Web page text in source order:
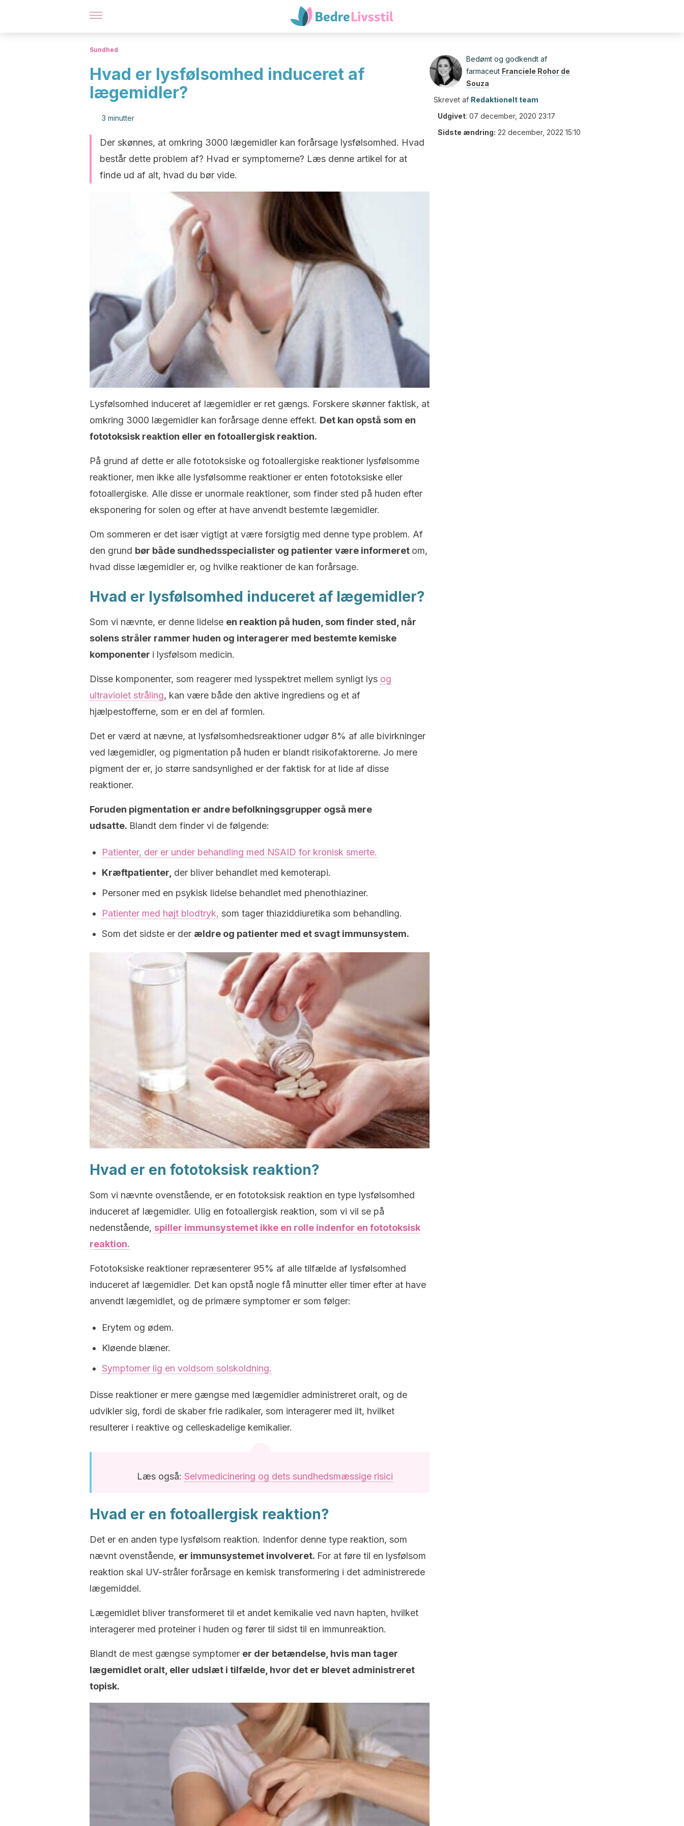
Sundhed
Hvad er lysfølsomhed induceret af
lægemidler?
3 minutter
Der skønnes, at omkring 3000 lægemidler kan forårsage lysfølsomhed. Hvad
består dette problem af? Hvad er symptomerne? Læs denne artikel for at
finde ud af alt, hvad du bør vide.
Lysfølsomhed induceret af lægemidler er ret gængs. Forskere skønner faktisk, at
omkring 3000 lægemidler kan forårsage denne effekt. Det kan opstå som en
fototoksisk reaktion eller en fotoallergisk reaktion.
På grund af dette er alle fototoksiske og fotoallergiske reaktioner lysfølsomme
reaktioner, men ikke alle lysfølsomme reaktioner er enten fototoksiske eller
fotoallergiske. Alle disse er unormale reaktioner, som finder sted på huden efter
eksponering for solen og efter at have anvendt bestemte lægemidler.
Om sommeren er det især vigtigt at være forsigtig med denne type problem. Af
den grund bør både sundhedsspecialister og patienter være informeret om,
hvad disse lægemidler er, og hvilke reaktioner de kan forårsage.
Hvad er lysfølsomhed induceret af lægemidler?
Som vi nævnte, er denne lidelse en reaktion på huden, som finder sted, når
solens stråler rammer huden og interagerer med bestemte kemiske
komponenter i lysfølsom medicin.
Disse komponenter, som reagerer med lysspektret mellem synligt lys og
ultraviolet stråling, kan være både den aktive ingrediens og et af
hjælpestofferne, som er en del af formlen.
Det er værd at nævne, at lysfølsomhedsreaktioner udgør 8% af alle bivirkninger
ved lægemidler, og pigmentation på huden er blandt risikofaktorerne. Jo mere
pigment der er, jo større sandsynlighed er der faktisk for at lide af disse
reaktioner.
Foruden pigmentation er andre befolkningsgrupper også mere
udsatte. Blandt dem finder vi de følgende:
Patienter, der er under behandling med NSAID for kronisk smerte.
Kræftpatienter, der bliver behandlet med kemoterapi.
Personer med en psykisk lidelse behandlet med phenothiaziner.
Patienter med højt blodtryk, som tager thiaziddiuretika som behandling.
Som det sidste er der ældre og patienter med et svagt immunsystem.
Hvad er en fototoksisk reaktion?
Som vi nævnte ovenstående, er en fototoksisk reaktion en type lysfølsomhed
induceret af lægemidler. Ulig en fotoallergisk reaktion, som vi vil se på
nedenstående, spiller immunsystemet ikke en rolle indenfor en fototoksisk
reaktion.
Fototoksiske reaktioner repræsenterer 95% af alle tilfælde af lysfølsomhed
induceret af lægemidler. Det kan opstå nogle få minutter eller timer efter at have
anvendt lægemidlet, og de primære symptomer er som følger:
Erytem og ødem.
Kløende blæner.
Symptomer lig en voldsom solskoldning.
Disse reaktioner er mere gængse med lægemidler administreret oralt, og de
udvikler sig, fordi de skaber frie radikaler, som interagerer med ilt, hvilket
resulterer i reaktive og celleskadelige kemikalier.
Læs også: Selvmedicinering og dets sundhedsmæssige risici
Hvad er en fotoallergisk reaktion?
Det er en anden type lysfølsom reaktion. Indenfor denne type reaktion, som
nævnt ovenstående, er immunsystemet involveret. For at føre til en lysfølsom
reaktion skal UV-stråler forårsage en kemisk transformering i det administrerede
lægemiddel.
Lægemidlet bliver transformeret til et andet kemikalie ved navn hapten, hvilket
interagerer med proteiner i huden og fører til sidst til en immunreaktion.
Blandt de mest gængse symptomer er der betændelse, hvis man tager
lægemidlet oralt, eller udslæt i tilfælde, hvor det er blevet administreret
topisk.
Bedømt og godkendt af
farmaceut Franciele Rohor de
Souza
Skrevet af Redaktionelt team
Udgivet: 07 december, 2020 23:17
Sidste ændring: 22 december, 2022 15:10